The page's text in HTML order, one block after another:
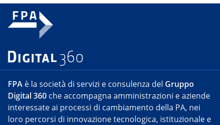
FPA è la società di servizi e consulenza del Gruppo
Digital 360 che accompagna amministrazioni e aziende
interessate ai processi di cambiamento della PA, nei
loro percorsi di innovazione tecnologica, istituzionale e